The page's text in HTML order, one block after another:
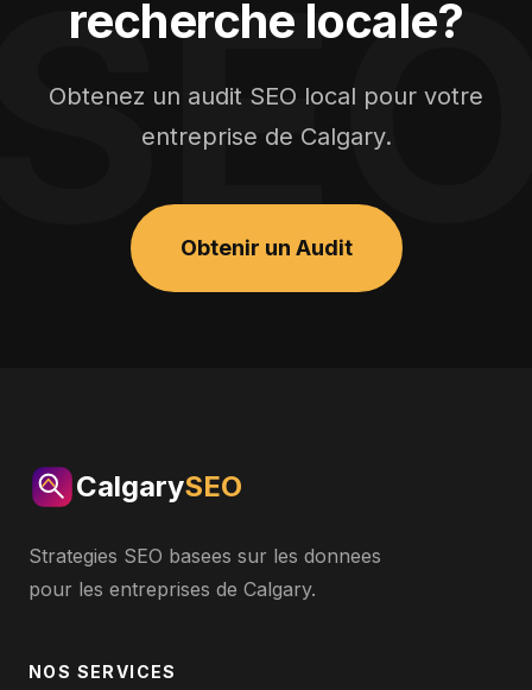
recherche locale?
Obtenez un audit SEO local pour votre
entreprise de Calgary.
Obtenir un Audit
CalgarySEO
Strategies SEO basees sur les donnees
pour les entreprises de Calgary.
NOS SERVICES